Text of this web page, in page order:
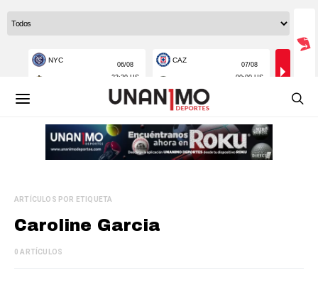
ARTÍCULOS POR ETIQUETA
Caroline Garcia
0 ARTÍCULOS